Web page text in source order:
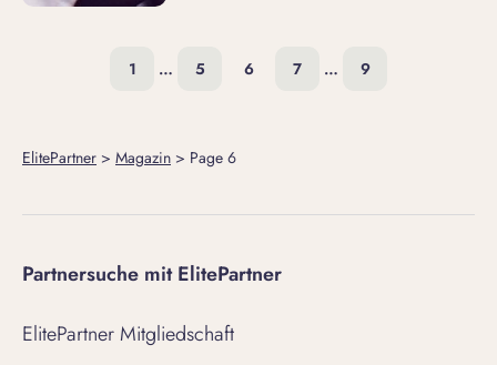
1 … 5 6 7 … 9
ElitePartner > Magazin > Page 6
Partnersuche mit ElitePartner
ElitePartner Mitgliedschaft